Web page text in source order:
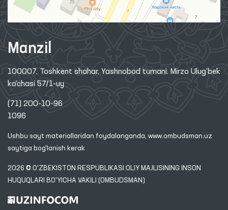
Manzil
100007, Toshkent shahar, Yashnobod tumani. Mirzo Ulug‘bek
ko‘chasi 57/1-uy
(71) 200-10-96
1096
Ushbu sayt materiallaridan foydalanganda, www.ombudsman.uz
saytiga bog'lanish kerak
2026 © O'ZBEKISTON RESPUBLIKASI OLIY MAJLISINING INSON
HUQUQLARI BO'YICHA VAKILI (OMBUDSMAN)